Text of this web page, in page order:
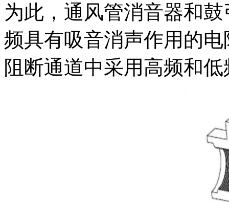
为此，通风管消音器和
频具有吸音消声作用的
阻断通道中采用高频和